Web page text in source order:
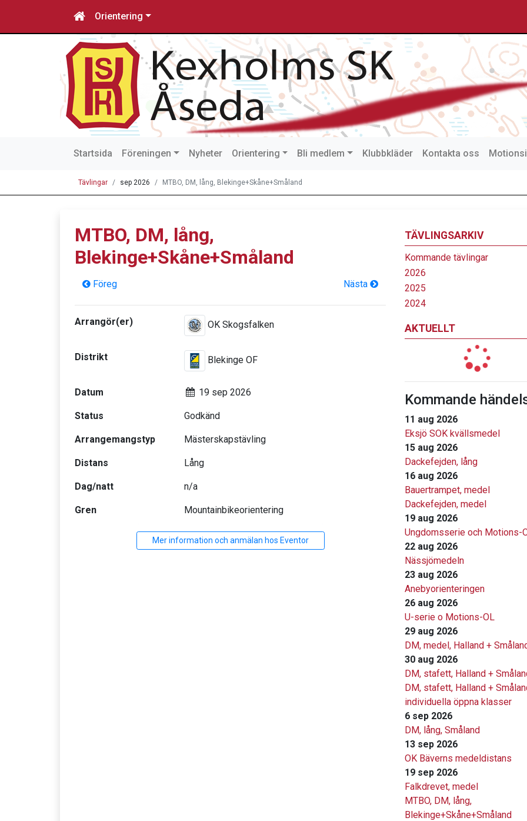
Orientering
Startsida Föreningen Nyheter Orientering Bli medlem Klubbkläder Kontakta oss
Tävlingar sep 2026 MTBO, DM, lång, Blekinge+Skåne+Småland
TÄVLINGSARKIV
Kommande tävlingar
2026
2025
2024
AKTUELLT
Kommande
11 aug 2026
Eksjö SOK kvällsmedel
15 aug 2026
Dackefejden, lång
16 aug 2026
Bauertrampet, medel
Dackefejden, medel
19 aug 2026
Ungdomsserie och Motions-
22 aug 2026
Nässjömedeln
23 aug 2026
Anebyorienteringen
26 aug 2026
U-serie o Motions-OL
29 aug 2026
DM, medel, Halland +
30 aug 2026
DM, stafett, Halland +
DM, stafett, Halland +
individuella öppna klasser
6 sep 2026
DM, lång, Småland
13 sep 2026
OK Bäverns medeldistans
19 sep 2026
Falkdrevet, medel
MTBO, DM, lång,
Blekinge+Skåne+Småland
MTBO, DM, lång,
Blekinge+Skåne+Småland
Föreg Nästa
Arrangör(er) OK Skogsfalken
Distrikt Blekinge OF
Datum 19 sep 2026
Status Godkänd
Arrangemangstyp Mästerskapstävling
Distans Lång
Dag/natt n/a
Gren Mountainbikeorientering
Mer information och anmälan hos Eventor